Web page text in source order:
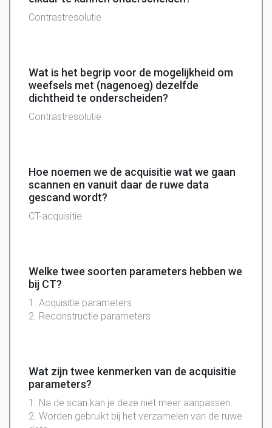
Contrastresolutie
Wat is het begrip voor de mogelijkheid om
weefsels met (nagenoeg) dezelfde
dichtheid te onderscheiden?
Contrastresolutie
Hoe noemen we de acquisitie wat we gaan
scannen en vanuit daar de ruwe data
gescand wordt?
CT-acquisitie
Welke twee soorten parameters hebben we
bij CT?
1. Acquisitie parameters
2. Reconstructie parameters
Wat zijn twee kenmerken van de acquisitie
parameters?
1. Na de scan kan je deze niet meer aanpassen.
2. Worden gebruikt bij het verzamelen van de ruwe